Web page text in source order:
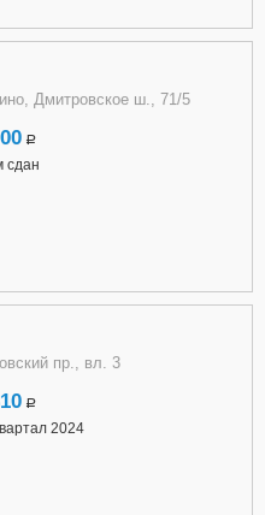
Дмитровское ш., 71/5
a
сдан
пр., вл. 3
a
2024